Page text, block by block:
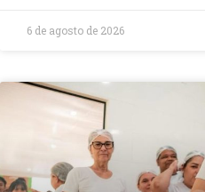
6 de agosto de 2026